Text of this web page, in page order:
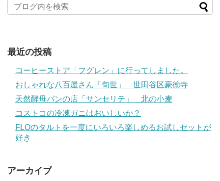
最近の投稿
コーヒーストア「フグレン」に行ってしました。
おしゃれな八百屋さん「旬世」 世田谷区豪徳寺
天然酵母パンの店「サンセリテ」 北の小麦
コストコの冷凍ガニはおいしいか？
FLOのタルトを一度にいろいろ楽しめるお試しセットが
好き
アーカイブ